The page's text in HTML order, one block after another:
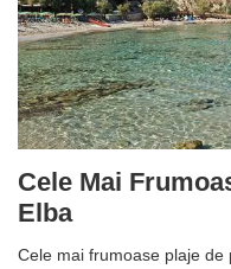
Cele Mai
Elba
Cele mai frumoase plaje de